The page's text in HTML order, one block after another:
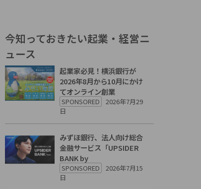
今知っておきたい起業・経営ニ
ュース
起業家必見！横浜銀行が
2026年8月から10月にかけ
てオンライン創業
SPONSORED
2026年7月29
日
みずほ銀行、法人向け総合
金融サービス「UPSIDER
BANK by
SPONSORED
2026年7月15
日